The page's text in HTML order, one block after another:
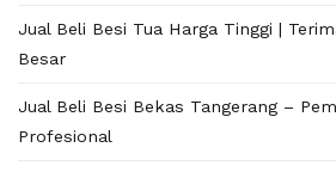
Jual Beli Besi Tua Harga Tinggi |
Besar
Jual Beli Besi Bekas Tangerang –
Profesional